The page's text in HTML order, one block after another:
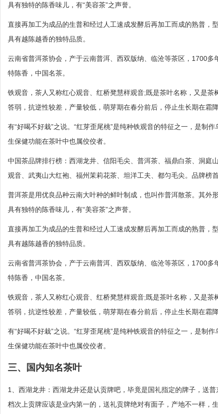
具有独特的陈香味儿，有“美容茶”之声誉。
直接再加工为成品的生普和经过人工速成发酵后再加工而成的熟普
具有越陈越香的独特品质。
云南省普洱茶协会，产于云南普洱、西双版纳、临沧等茶区，1700
特陈香，中国名茶。
铁观音，茶人又称红心观音、红桥凳慧样观音;既是茶叶名称，又是
答弱，抗逆性较差，产量较低，萌芽期在春分前后，停止生长期在霜
有“好喝不好栽”之说。“红芽歪尾桃”是纯种铁观音的特征之一，是制
生保健功能在茶叶中也属佼佼者。
中国茶品牌排行榜：西湖龙井、信阳毛尖、普洱茶、福鼎白茶、洞
观音、武夷山大红袍、福州茉莉花茶、坦洋工夫、都匀毛尖。品牌榜
普洱茶是用优良品种云南大叶种的鲜叶制成，也叫作普洱散茶。其
具有独特的陈香味儿，有“美容茶”之声誉。
直接再加工为成品的生普和经过人工速成发酵后再加工而成的熟普
具有越陈越香的独特品质。
云南省普洱茶协会，产于云南普洱、西双版纳、临沧等茶区，1700
特陈香，中国名茶。
铁观音，茶人又称红心观音、红桥凳慧样观音;既是茶叶名称，又是
答弱，抗逆性较差，产量较低，萌芽期在春分前后，停止生长期在霜
有“好喝不好栽”之说。“红芽歪尾桃”是纯种铁观音的特征之一，是制
生保健功能在茶叶中也属佼佼者。
三、国内知名茶叶
1、西湖龙井：西湖龙井还是认贡牌吧，毕竟是国礼指定的牌子，送
档次上贡牌应该是业内第一的，送礼贡牌绝对有面子，产地不一样